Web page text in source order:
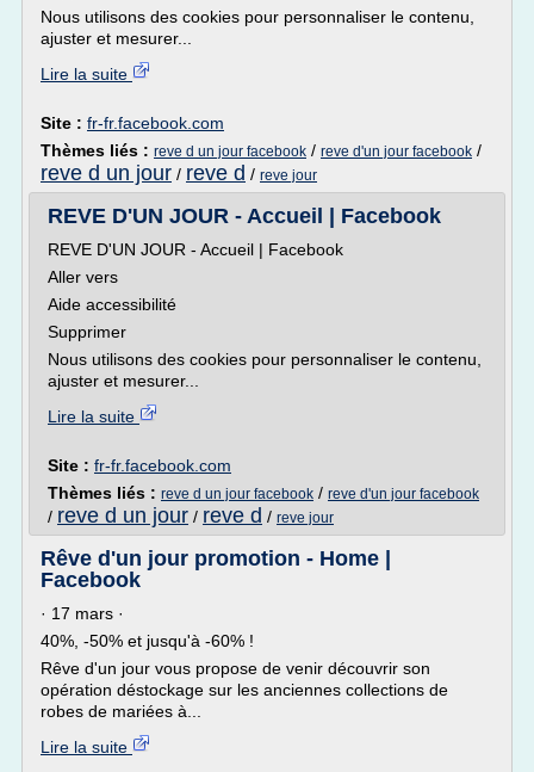
Nous utilisons des cookies pour personnaliser le contenu,
ajuster et mesurer...
Lire la suite
Site : fr-fr.facebook.com
Thèmes liés : reve d un jour facebook / reve d'un jour facebook /
reve d un jour / reve d / reve jour
REVE D'UN JOUR - Accueil | Facebook
REVE D'UN JOUR - Accueil | Facebook
Aller vers
Aide accessibilité
Supprimer
Nous utilisons des cookies pour personnaliser le contenu,
ajuster et mesurer...
Lire la suite
Site : fr-fr.facebook.com
Thèmes liés : reve d un jour facebook / reve d'un jour facebook
/ reve d un jour / reve d / reve jour
Rêve d'un jour promotion - Home |
Facebook
· 17 mars ·
40%, -50% et jusqu'à -60% !
Rêve d'un jour vous propose de venir découvrir son
opération déstockage sur les anciennes collections de
robes de mariées à...
Lire la suite